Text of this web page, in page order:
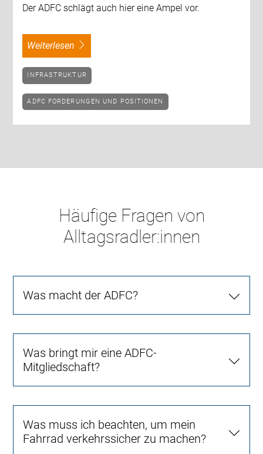
Der ADFC schlägt auch hier eine Ampel vor.
weiterlesen
INFRASTRUKTUR
ADFC FORDERUNGEN UND POSITIONEN
Häufige Fragen von
Alltagsradler:innen
Was macht der ADFC?
Was bringt mir eine ADFC-
Mitgliedschaft?
Was muss ich beachten, um mein
Fahrrad verkehrssicher zu machen?